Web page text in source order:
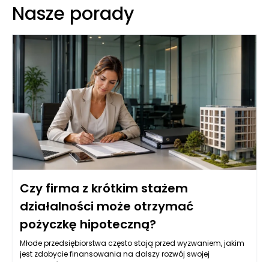
Nasze porady
Czy firma z krótkim stażem
działalności może otrzymać
pożyczkę hipoteczną?
Młode przedsiębiorstwa często stają przed wyzwaniem, jakim
jest zdobycie finansowania na dalszy rozwój swojej